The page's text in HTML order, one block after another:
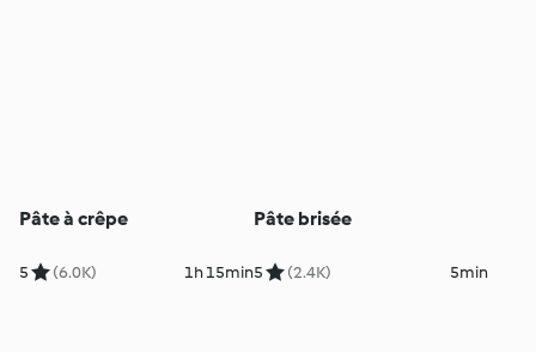
Pâte à crêpe
5 (6.0K) 1h 15min
Pâte brisée
5 (2.4K) 5min